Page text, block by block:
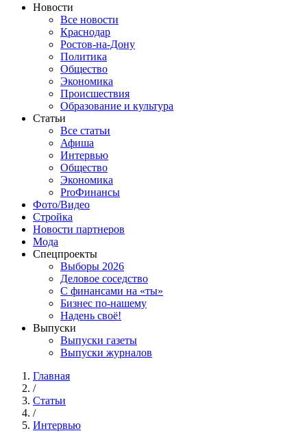
Новости
Все новости
Краснодар
Ростов-на-Дону
Политика
Общество
Экономика
Происшествия
Образование и культура
Статьи
Все статьи
Афиша
Интервью
Общество
Экономика
ProФинансы
Фото/Видео
Стройка
Новости партнеров
Мода
Спецпроекты
Выборы 2026
Деловое соседство
С финансами на «ты»
Бизнес по-нашему
Надень своё!
Выпуски
Выпуски газеты
Выпуски журналов
Главная
/
Статьи
/
Интервью